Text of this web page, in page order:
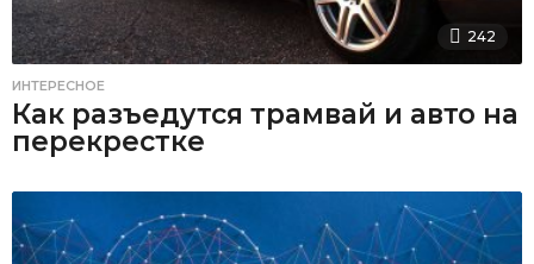
242
ИНТЕРЕСНОЕ
Как разъедутся трамвай и авто на
перекрестке